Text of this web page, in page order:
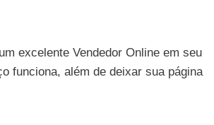
excelente Vendedor Online em seu
funciona, além de deixar sua página